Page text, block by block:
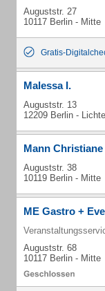
Auguststr. 27
10117 Berlin - Mitte
Gratis-
Malessa I.
Auguststr. 13
12209 Berlin -
Mann Christiane
Auguststr. 38
10119 Berlin - Mitte
ME Gastro +
Auguststr. 68
10117 Berlin - Mitte